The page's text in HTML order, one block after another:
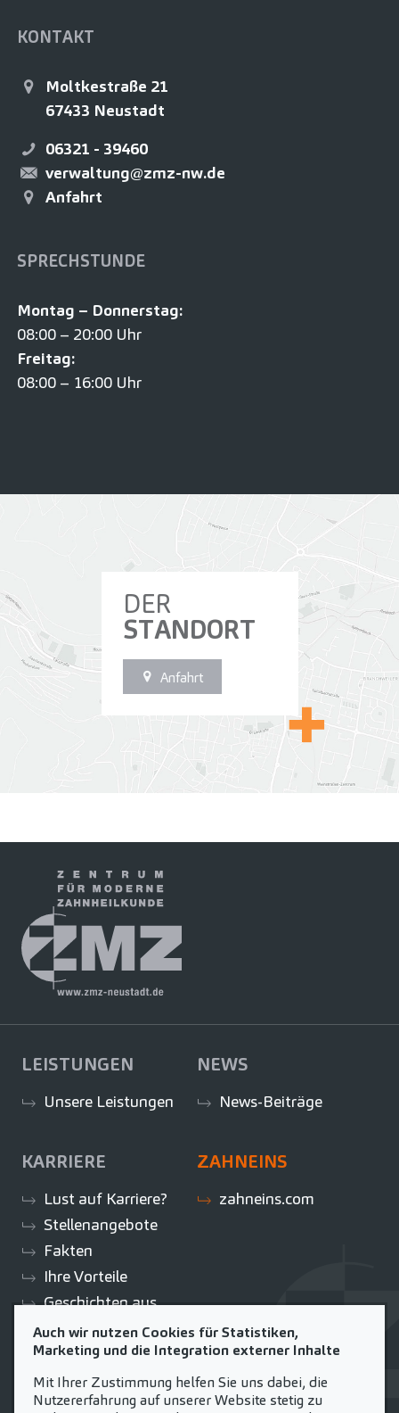
DER
STANDORT
Anfahrt
KONTAKT
Moltkestraße 21
67433 Neustadt
06321 - 39460
verwaltung@zmz-nw.de
Anfahrt
SPRECHSTUNDE
Montag – Donnerstag:
08:00 – 20:00 Uhr
Freitag:
08:00 – 16:00 Uhr
LEISTUNGEN
Unsere Leistungen
NEWS
News-Beiträge
KARRIERE
Lust auf Karriere?
Stellenangebote
Fakten
Ihre Vorteile
Geschichten aus
der Praxis
Initiativbewerbung
ZAHNEINS
zahneins.com
Auch wir nutzen Cookies für Statistiken,
Marketing und die Integration externer Inhalte
Mit Ihrer Zustimmung helfen Sie uns dabei, die
Nutzererfahrung auf unserer Website stetig zu